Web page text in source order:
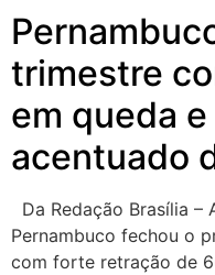
trimestre
em queda
acentuado
Da Redação Brasília –
Pernambuco fechou o
com forte retração de